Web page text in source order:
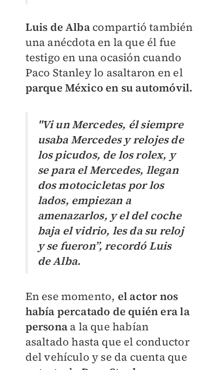
Luis de Albacompartió también
una anécdota en la que él fue
testigo en una ocasión cuando
Paco Stanley lo asaltaron en el
parque México en su automóvil.
"Vi un Mercedes, él siempre
usaba Mercedes y relojes de
los picudos, de los rolex, y
se para el Mercedes, llegan
dos motocicletas por los
lados, empiezan a
amenazarlos, y el del coche
baja el vidrio, les da su reloj
y se fueron”, recordó Luis
de Alba.
En ese momento, el actor nos
había percatado de quién era la
personaa la que habían
asaltado hasta que el conductor
del vehículo y se da cuenta que